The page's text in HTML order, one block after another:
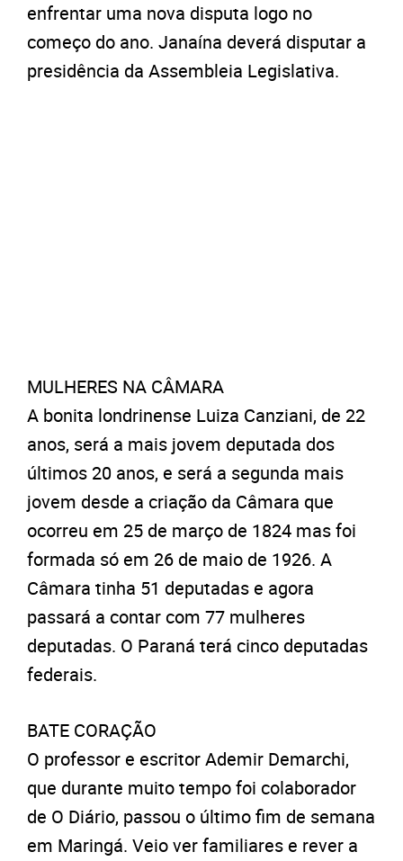
enfrentar uma nova disputa logo no
começo do ano. Janaína deverá disputar a
presidência da Assembleia Legislativa.
MULHERES NA CÂMARA
A bonita londrinense Luiza Canziani, de 22
anos, será a mais jovem deputada dos
últimos 20 anos, e será a segunda mais
jovem desde a criação da Câmara que
ocorreu em 25 de março de 1824 mas foi
formada só em 26 de maio de 1926. A
Câmara tinha 51 deputadas e agora
passará a contar com 77 mulheres
deputadas. O Paraná terá cinco deputadas
federais.
BATE CORAÇÃO
O professor e escritor Ademir Demarchi,
que durante muito tempo foi colaborador
de O Diário, passou o último fim de semana
em Maringá. Veio ver familiares e rever a